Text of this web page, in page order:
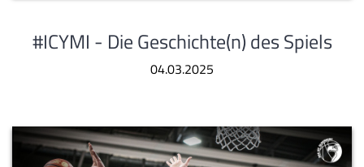
#ICYMI - Die Geschichte(n) des Spiels
04.03.2025